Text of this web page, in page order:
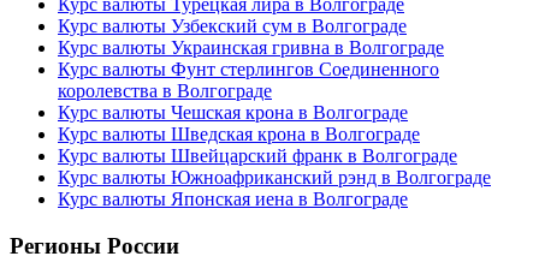
Курс валюты Узбекский сум в Волгограде
Курс валюты Украинская гривна в Волгограде
Курс валюты Фунт стерлингов Соединенного
королевства в Волгограде
Курс валюты Чешская крона в Волгограде
Курс валюты Шведская крона в Волгограде
Курс валюты Швейцарский франк в Волгограде
Курс валюты Южноафриканский рэнд в Волгограде
Курс валюты Японская иена в Волгограде
Регионы России